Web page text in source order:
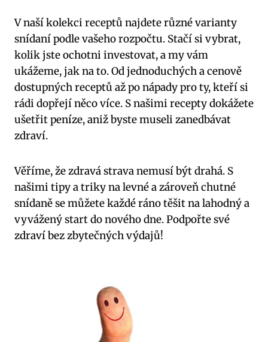
V naší kolekci receptů najdete různé varianty
snídaní podle vašeho rozpočtu. Stačí si vybrat,
kolik jste ochotni investovat, a my vám
ukážeme, jak na to. Od jednoduchých a cenově
dostupných receptů až po nápady pro ty, kteří si
rádi dopřejí něco více. S našimi recepty dokážete
ušetřit peníze, aniž byste museli zanedbávat
zdraví.
Věříme, že zdravá strava nemusí být drahá. S
našimi tipy a triky na levné a zároveň chutné
snídaně se můžete každé ráno těšit na lahodný a
vyvážený start do nového dne. Podpořte své
zdraví bez zbytečných výdajů!